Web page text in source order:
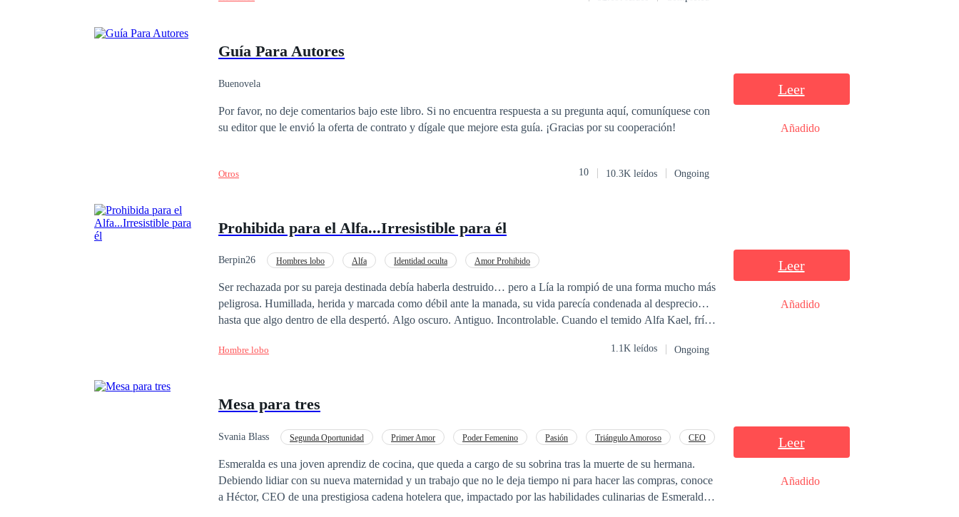
Guía Para Autores
Buenovela
Por favor, no deje comentarios bajo este libro. Si no encuentra respuesta a su pregunta aquí, comuníquese con
su editor que le envió la oferta de contrato y dígale que mejore esta guía. ¡Gracias por su cooperación!
Otros 10 10.3K leídos Ongoing
Leer
Añadido
Prohibida para el Alfa...Irresistible para él
Berpin26 Hombres lobo Alfa Identidad oculta Amor Prohibido
Ser rechazada por su pareja destinada debía haberla destruido… pero a Lía la rompió de una forma mucho más
peligrosa. Humillada, herida y marcada como débil ante la manada, su vida parecía condenada al desprecio…
hasta que algo dentro de ella despertó. Algo oscuro. Antiguo. Incontrolable. Cuando el temido Alfa Kael, frío,
entiende… y que él se niega a aceptar. Porque acercarse a ella no solo es un riesgo para la manada… Es un
el peligro.
Hombre lobo 1.1K leídos Ongoing
Leer
Añadido
Mesa para tres
Svania Blass Segunda Oportunidad Primer Amor Poder Femenino Pasión Triángulo Amoroso
CEO
Esmeralda es una joven aprendiz de cocina, que queda a cargo de su sobrina tras la muerte de su hermana.
Debiendo lidiar con su nueva maternidad y un trabajo que no le deja tiempo ni para hacer las compras, conoce
a Héctor, CEO de una prestigiosa cadena hotelera que, impactado por las habilidades culinarias de Esmeralda,
Leer
Añadido